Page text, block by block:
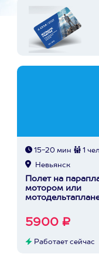
15-20 мин 1 чел
Невьянск
Полет на
мотором или
5900 ₽
Работает сейчас